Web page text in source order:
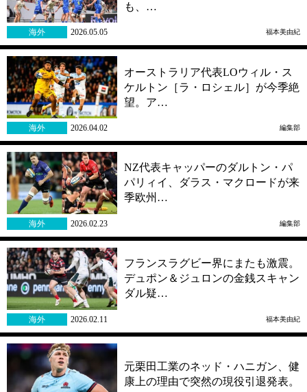
も、…
海外 2026.05.05 福本美由紀
オーストラリア代表LOウィル・ス
ケルトン［ラ・ロシェル］が今季絶
望。ア…
海外 2026.04.02 編集部
NZ代表キャッパーのダルトン・パ
パリィイ、ダラス・マクロードが来
季欧州…
海外 2026.02.23 編集部
フランスラグビー界にまたも激震。
デュポン＆ジュロンの金銭スキャン
ダル疑…
海外 2026.02.11 福本美由紀
元栗田工業のネッド・ハニガン、健
康上の理由で突然の現役引退発表。